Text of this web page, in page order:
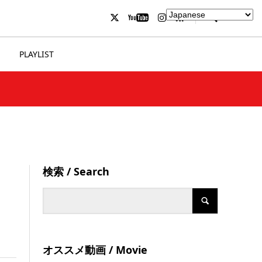
PLAYLIST
検索 / Search
オススメ動画 / Movie